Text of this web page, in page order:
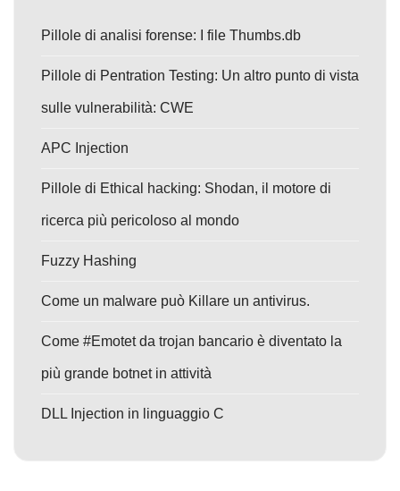
Pillole di analisi forense: I file Thumbs.db
Pillole di Pentration Testing: Un altro punto di vista
sulle vulnerabilità: CWE
APC Injection
Pillole di Ethical hacking: Shodan, il motore di
ricerca più pericoloso al mondo
Fuzzy Hashing
Come un malware può Killare un antivirus.
Come #Emotet da trojan bancario è diventato la
più grande botnet in attività
DLL Injection in linguaggio C